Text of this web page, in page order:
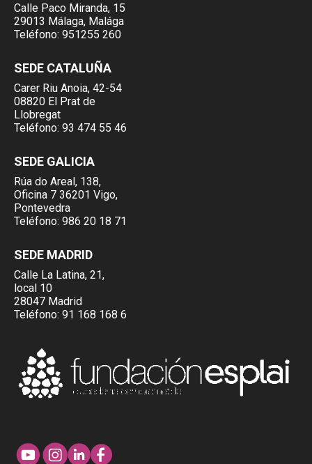
Calle Paco Miranda, 15
29013 Málaga, Malága
Teléfono: 951255 260
SEDE CATALUÑA
Carer Riu Anoia, 42-54
08820 El Prat de
Llobregat
Teléfono: 93 474 55 46
SEDE GALICIA
Rúa do Areal, 138,
Oficina 7 36201 Vigo,
Pontevedra
Teléfono: 986 20 18 71
SEDE MADRID
Calle La Latina, 21,
local 10
28047 Madrid
Teléfono: 91 168 168 6